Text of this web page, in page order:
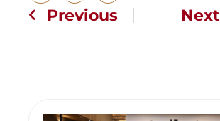
Previous Next